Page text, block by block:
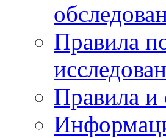
Правила
Правила и